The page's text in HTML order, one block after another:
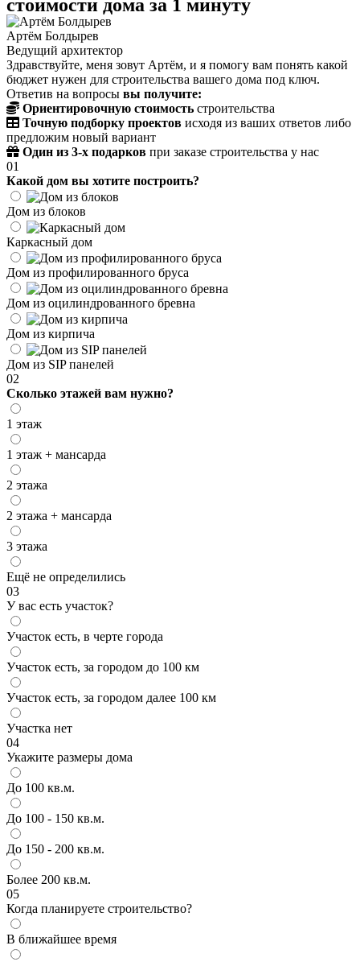
стоимости дома за 1 минуту
Артём Болдырев
Ведущий архитектор
Здравствуйте, меня зовут Артём, и я помогу вам понять какой
бюджет нужен для строительства вашего дома под ключ.
Ответив на вопросы вы получите:
Ориентировочную стоимость строительства
Точную подборку проектов исходя из ваших ответов либо
предложим новый вариант
Один из 3-х подарков при заказе строительства у нас
01
Какой дом вы хотите построить?
Дом из блоков
Каркасный дом
Дом из профилированного бруса
Дом из оцилиндрованного бревна
Дом из кирпича
Дом из SIP панелей
02
Сколько этажей вам нужно?
1 этаж
1 этаж + мансарда
2 этажа
2 этажа + мансарда
3 этажа
Ещё не определились
03
У вас есть участок?
Участок есть, в черте города
Участок есть, за городом до 100 км
Участок есть, за городом далее 100 км
Участка нет
04
Укажите размеры дома
До 100 кв.м.
До 100 - 150 кв.м.
До 150 - 200 кв.м.
Более 200 кв.м.
05
Когда планируете строительство?
В ближайшее время